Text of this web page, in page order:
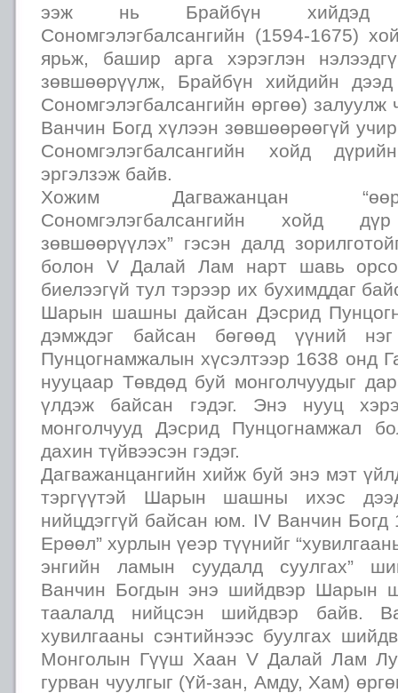
ээж нь Брайбүн хийдэд
Сономгэлэгбалсангийн (1594-1675)
ярьж, башир арга хэрэглэн
зөвшөөрүүлж, Брайбүн хийдийн дээд
Сономгэлэгбалсангийн өргөө) залуулж
Ванчин Богд хүлээн зөвшөөрөөгүй
Сономгэлэгбалсангийн хойд
эргэлзэж байв.
Хожим Дагважанцан
Сономгэлэгбалсангийн хойд
зөвшөөрүүлэх” гэсэн далд
болон V Далай Лам нарт шавь
биелээгүй тул тэрээр их бухимддаг
Шарын шашны дайсан Дэсрид
дэмждэг байсан бөгөөд үүний
Пунцогнамжалын хүсэлтээр 1638 онд
нууцаар Төвдөд буй монголчуудыг
үлдэж байсан гэдэг. Энэ нууц
монголчууд Дэсрид Пунцогнамжал
дахин түйвээсэн гэдэг.
Дагважанцангийн хийж буй энэ мэт
тэргүүтэй Шарын шашны ихэс
нийцдэггүй байсан юм. IV Ванчин
Ерөөл” хурлын үеэр түүнийг
энгийн ламын суудалд суулгах”
Ванчин Богдын энэ шийдвэр Шарын
таалалд нийцсэн шийдвэр байв.
хувилгааны сэнтийнээс буулгах
Монголын Гүүш Хаан V Далай Лам
гурван чуулгыг (Үй-зан, Амду, Хам)